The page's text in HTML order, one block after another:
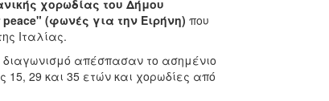
χορωδίας του Δήμου
(φωνές για την Ειρήνη) που
Ιταλίας.
απέσπασαν το ασημένιο
29 και 35 ετών και χορωδίες από